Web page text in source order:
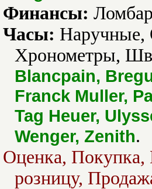
Финансы:
Часы: Наручные,
Хронометры,
Blancpain,
Franck Muller,
Tag Heuer,
Wenger, Zenith.
Оценка, Покупка,
розницу,